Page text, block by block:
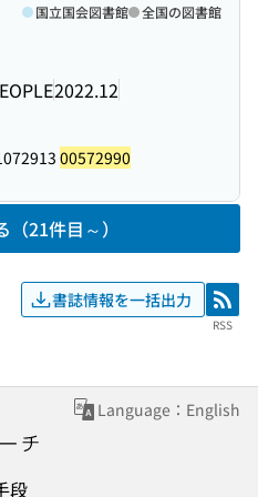
2022.12
国立国会図書館 全国の図書館
00572990
（21件目～）
書誌情報を一括出力 RSS
RSS
Language：English
段